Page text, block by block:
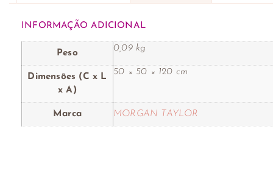
INFORMAÇÃO ADICIONAL
Peso
0,09 kg
Dimensões (C x L
x A)
50 × 50 × 120 cm
Marca MORGAN TAYLOR